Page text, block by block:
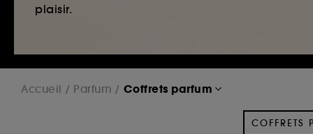
plaisir.
Accueil Parfum Coffrets parfum
COFFRETS